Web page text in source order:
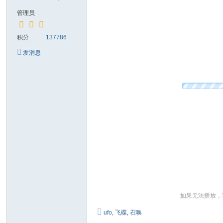
管理员
积分 137786
发消息
如果无法播放
ufo,飞碟,召唤